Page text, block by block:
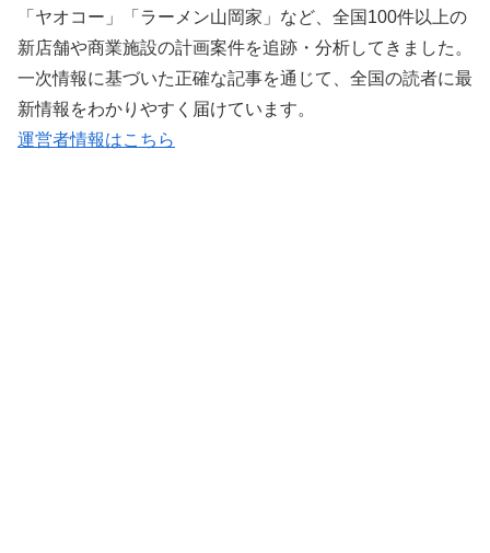
「ヤオコー」「ラーメン山岡家」など、全国100件以上の
新店舗や商業施設の計画案件を追跡・分析してきました。
一次情報に基づいた正確な記事を通じて、全国の読者に最
新情報をわかりやすく届けています。
運営者情報はこちら